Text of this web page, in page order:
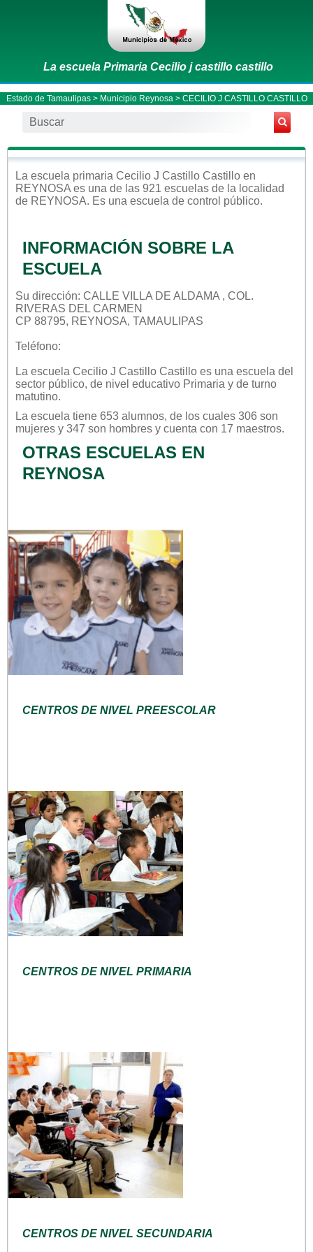
La escuela Primaria Cecilio j castillo castillo
Estado de Tamaulipas> Municipio Reynosa > CECILIO J CASTILLO CASTILLO
La escuela primaria Cecilio J Castillo Castillo en
REYNOSA es una de las 921 escuelas de la localidad
de REYNOSA. Es una escuela de control público.
INFORMACIÓN SOBRE LA
ESCUELA
Su dirección: CALLE VILLA DE ALDAMA , COL.
RIVERAS DEL CARMEN
CP 88795, REYNOSA, TAMAULIPAS
Teléfono:
La escuela Cecilio J Castillo Castillo es una escuela del
sector público, de nivel educativo Primaria y de turno
matutino.
La escuela tiene 653 alumnos, de los cuales 306 son
mujeres y 347 son hombres y cuenta con 17 maestros.
OTRAS ESCUELAS EN
REYNOSA
CENTROS DE NIVEL PREESCOLAR
CENTROS DE NIVEL PRIMARIA
CENTROS DE NIVEL SECUNDARIA